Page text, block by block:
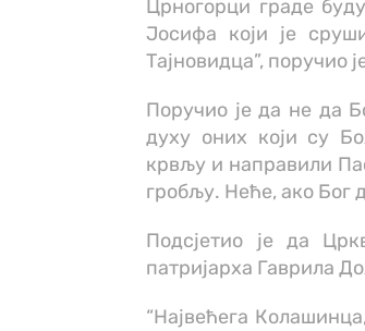
Црногорци граде
Јосифа који је
Тајновидца”, поручио
Поручио је да не да
духу оних који су
крвљу и направили
гробљу. Неће, ако Бог
Подсјетио је да
патријарха Гаврила
“Највећега